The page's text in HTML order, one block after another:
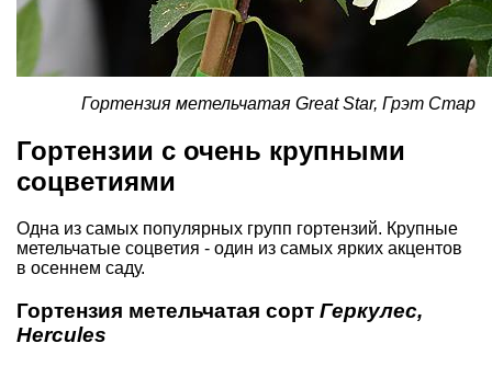
Гортензия метельчатая Great Star, Грэт Стар
Гортензии с очень крупными
соцветиями
Одна из самых популярных групп гортензий. Крупные
метельчатые соцветия - один из самых ярких акцентов
в осеннем саду.
Гортензия метельчатая сорт Геркулес,
Hercules